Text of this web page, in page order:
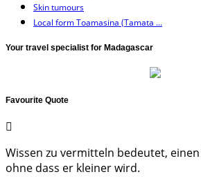
Skin tumours
Local form Toamasina (Tamata ...
Your travel specialist for Madagascar
Favourite Quote
Wissen zu vermitteln bedeutet, einen
ohne dass er kleiner wird.